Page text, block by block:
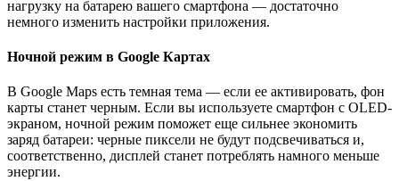
нагрузку на батарею вашего смартфона — достаточно
немного изменить настройки приложения.
Ночной режим в Google Картах
В Google Maps есть темная тема — если ее активировать, фон
карты станет черным. Если вы используете смартфон с OLED-
экраном, ночной режим поможет еще сильнее экономить
заряд батареи: черные пиксели не будут подсвечиваться и,
соответственно, дисплей станет потреблять намного меньше
энергии.